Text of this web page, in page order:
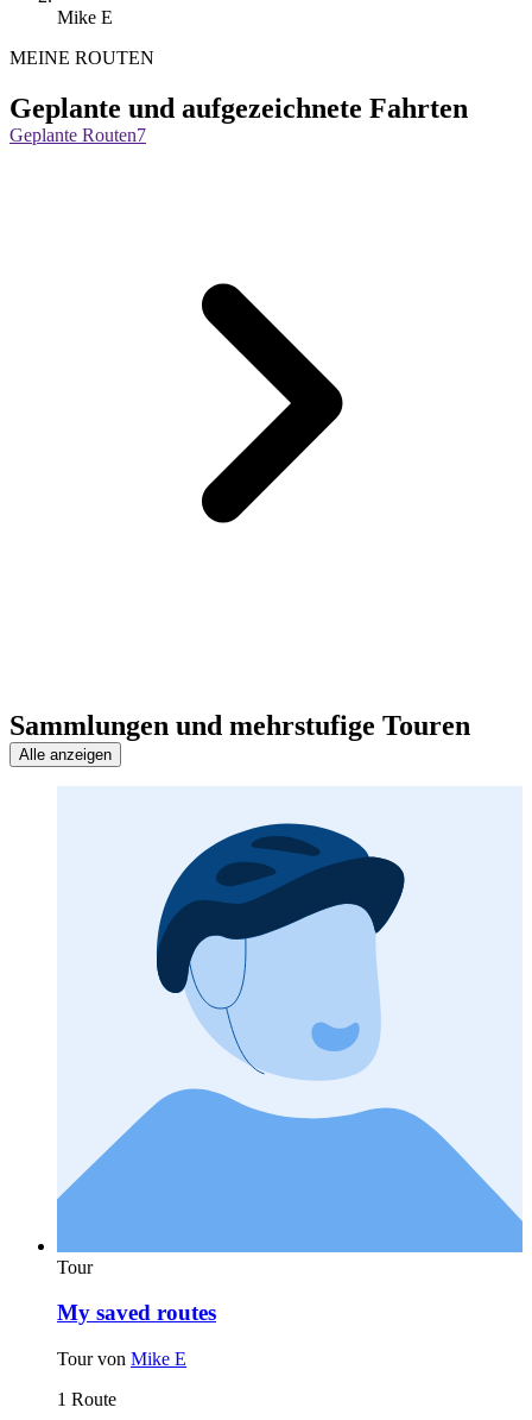
Mike E
MEINE ROUTEN
Geplante und aufgezeichnete Fahrten
Geplante Routen7
Sammlungen und mehrstufige Touren
Alle anzeigen
Tour
My saved routes
Tour von Mike E
1 Route